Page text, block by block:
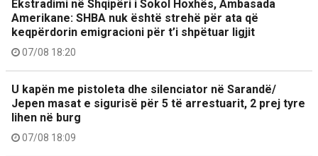
Ekstradimi në Shqipëri i Sokol Hoxhës, Ambasada
Amerikane: SHBA nuk është strehë për ata që
keqpërdorin emigracioni për t’i shpëtuar ligjit
07/08 18:20
U kapën me pistoleta dhe silenciator në Sarandë/
Jepen masat e sigurisë për 5 të arrestuarit, 2 prej tyre
lihen në burg
07/08 18:09